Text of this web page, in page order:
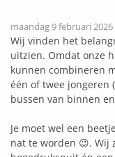
maandag 9 februari 2026
Wij vinden het
uitzien. Omdat onze
kunnen combineren
één of twee jongeren
bussen van binnen
Je moet wel een
nat te worden 😉. Wij